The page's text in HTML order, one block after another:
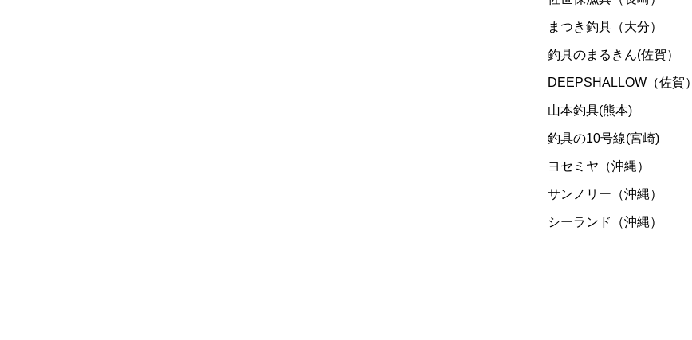
まつき釣具（大分）
釣具のまるきん(佐賀）
DEEPSHALLOW（佐賀）
山本釣具(熊本)
釣具の10号線(宮崎)
ヨセミヤ（沖縄）
サンノリー（沖縄）
シーランド（沖縄）